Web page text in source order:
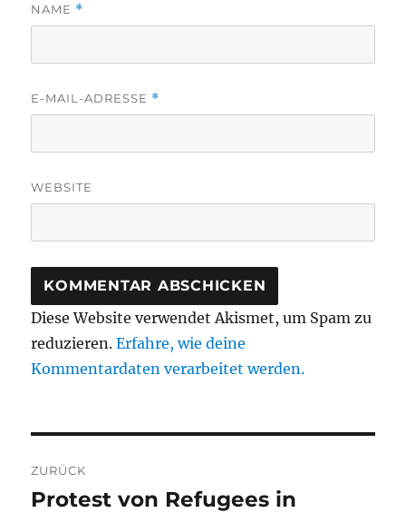
NAME *
E-MAIL-ADRESSE *
WEBSITE
Diese Website verwendet Akismet, um Spam zu
reduzieren.Erfahre, wie deine
Kommentardaten verarbeitet werden.
ZURÜCK
Vorheriger
Protest von Refugees in